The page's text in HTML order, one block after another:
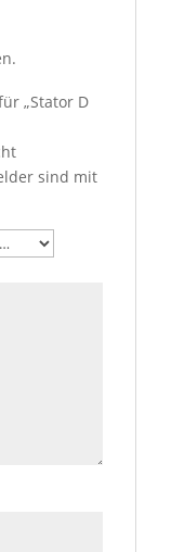
„Stator D
sind mit